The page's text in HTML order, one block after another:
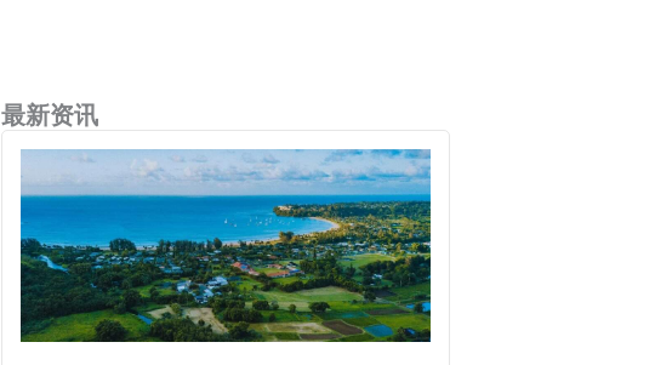
最新资讯